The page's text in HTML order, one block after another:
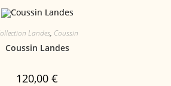
Landes, Coussin
Coussin Landes
120,00 €